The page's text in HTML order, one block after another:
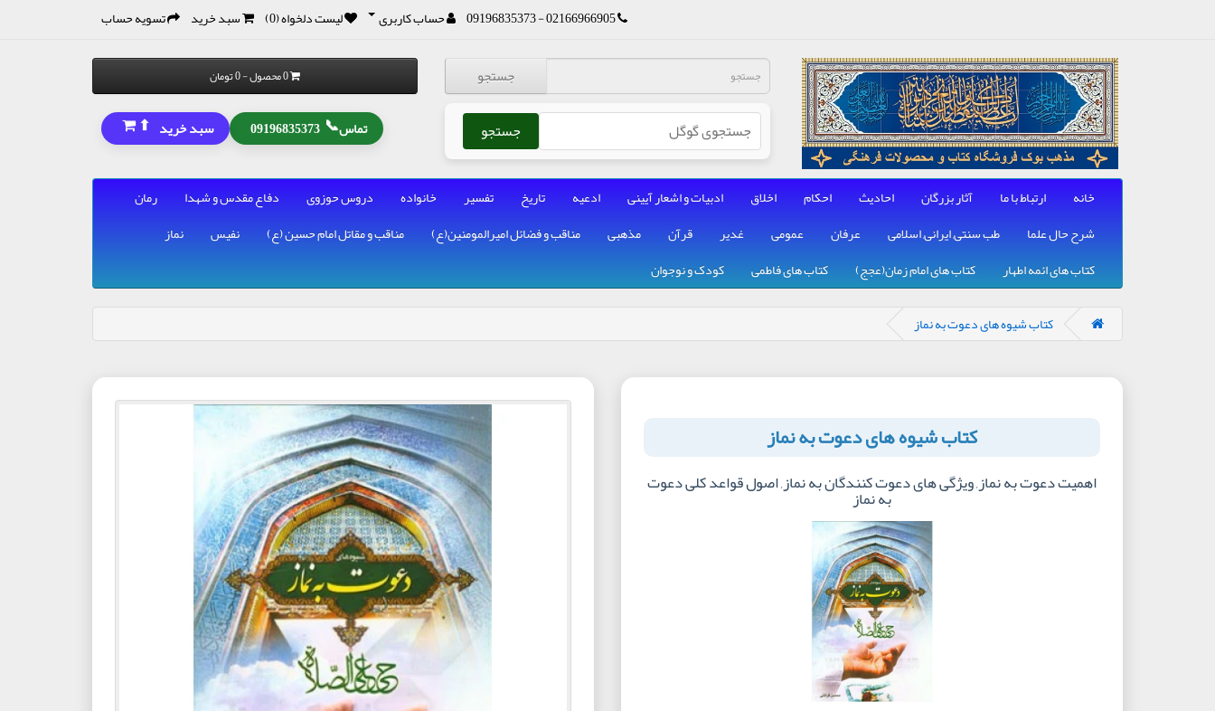
02166966905 - 09196835373 حساب کاربری لیست دلخواه (0) سبد خرید تسویه حساب
جستجو
جستجو
0 محصول - 0 تومان
تماس📞
09196835373 سبد خرید ⬆
خانه ارتباط با ما آثار بزرگان احادیث احکام اخلاق ادبیات و اشعار آیینی ادعیه تاریخ تفسیر خانواده دروس حوزوی دفاع مقدس و شهدا
رمان
شرح حال علما
طب سنتی, ایرانی, اسلامی عرفان عمومی غدیر قرآن مذهبی مناقب و فضائل امیرالمومنین(ع) مناقب و مقاتل امام حسین (ع) نفیس
نماز
کتاب های ائمه اطهار
کتاب های امام زمان(عجج) کتاب های فاطمی کودک و نوجوان
کتاب شیوه های دعوت به نماز
کتاب شیوه های دعوت به نماز
اهمیت دعوت به نماز, ویژگی های دعوت کنندگان به نماز, اصول قواعد کلی دعوت
به نماز